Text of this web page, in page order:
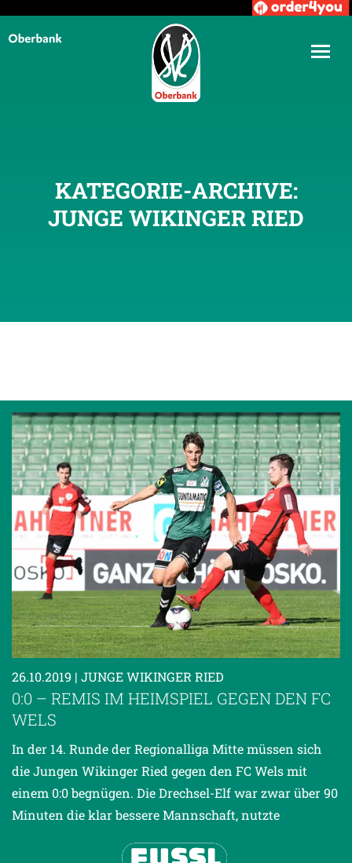
KATEGORIE-ARCHIVE:
JUNGE WIKINGER RIED
26.10.2019 | JUNGE WIKINGER RIED
0:0 – REMIS IM HEIMSPIEL GEGEN DEN FC
WELS
In der 14. Runde der Regionalliga Mitte müssen sich
die Jungen Wikinger Ried gegen den FC Wels mit
einem 0:0 begnügen. Die Drechsel-Elf war zwar über 90
Minuten die klar bessere Mannschaft, nutzte